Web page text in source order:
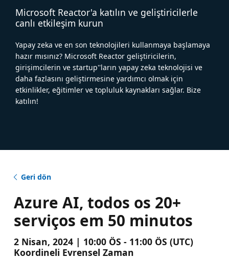
Microsoft Reactor'a katılın ve geliştiricilerle
canlı etkileşim kurun
Yapay zeka ve en son teknolojileri kullanmaya başlamaya
hazır mısınız? Microsoft Reactor geliştiricilerin,
girişimcilerin ve startup''ların yapay zeka teknolojisi ve
daha fazlasını geliştirmesine yardımcı olmak için
etkinlikler, eğitimler ve topluluk kaynakları sağlar. Bize
katılın!
Geri dön
Azure AI, todos os 20+
serviços em 50 minutos
2 Nisan, 2024 | 10:00 ÖS - 11:00 ÖS (UTC)
Koordineli Evrensel Zaman